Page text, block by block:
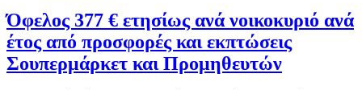
Όφελος 377 € ετησίως ανά νοικοκυριό ανά
έτος από προσφορές και εκπτώσεις
Σουπερμάρκετ και Προμηθευτών